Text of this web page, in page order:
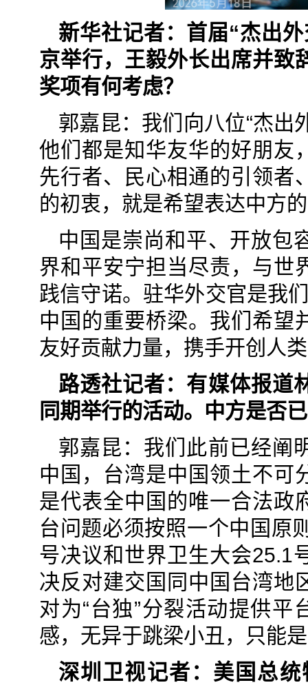
新华社记者：首届“杰出
京举行，王毅外长出席并致
奖项有何考虑？
郭嘉昆：我们向八位“杰出
他们都是知华友华的好朋友
先行者、民心相通的引领者
的初衷，就是希望表达中方
中国是崇尚和平、开放包
界和平安宁担当尽责，与世
践信守诺。驻华外交官是我
中国的重要桥梁。我们希望
友好贡献力量，携手开创人
路透社记者：有媒体报道
同期举行的活动。中方是否
郭嘉昆：我们此前已经阐
中国，台湾是中国领土不可
是代表全中国的唯一合法政
台问题必须按照一个中国原
号决议和世界卫生大会25.1
决反对建交国同中国台湾地
对为“台独”分裂活动提供平
感，无异于跳梁小丑，只能
深圳卫视记者：美国总